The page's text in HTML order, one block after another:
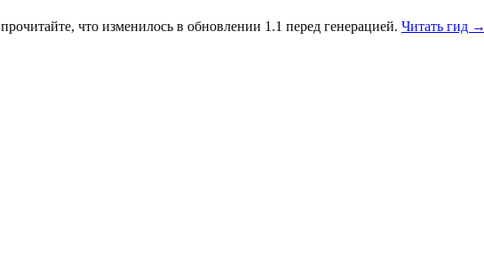
прочитайте, что изменилось в обновлении 1.1 перед генерацией. Читать гид →